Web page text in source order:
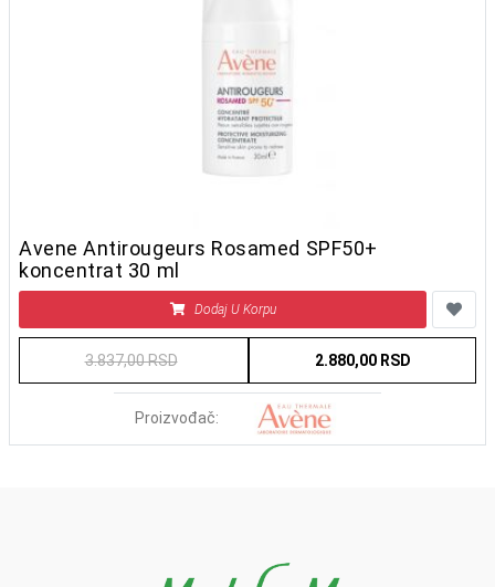
Avene Antirougeurs Rosamed SPF50+
koncentrat 30 ml
Dodaj U Korpu
3.837,00 RSD 2.880,00 RSD
Proizvođač: